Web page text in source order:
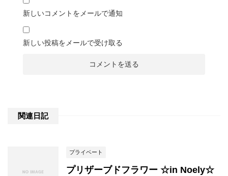
新しいコメントをメールで通知
新しい投稿をメールで受け取る
関連日記
プライベート
プリザーブドフラワー ☆in Noely☆